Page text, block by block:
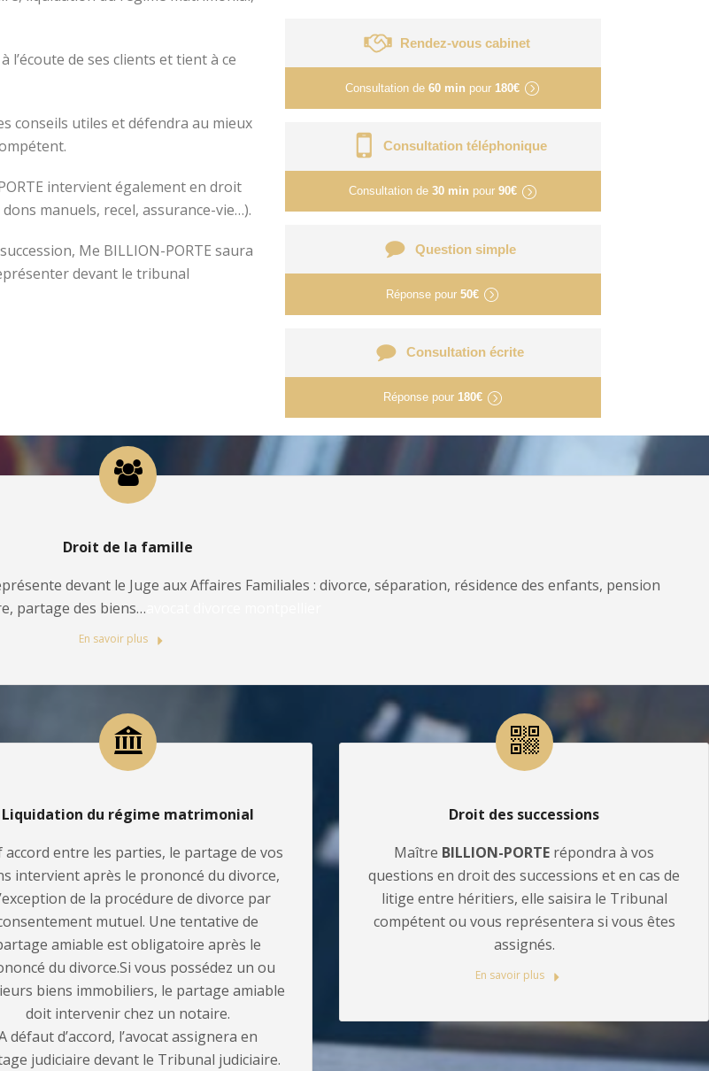
de ses clients et tient à ce
conseils utiles et défendra au mieux
intervient également en droit
manuels, recel, assurance-vie…).
Me BILLION-PORTE saura
devant le tribunal
Rendez-vous cabinet
Consultation de60 min pour 180€
Consultation téléphonique
Consultation de 30 min pour 90€
Question simple
Réponse pour50€
Consultation écrite
Réponse pour 180€
Droit de la famille
devant le Juge aux Affaires Familiales : divorce, séparation, résidence des enfants, pension
partage des biens…
En savoir plus
Liquidation du régime matrimonial
accord entre les parties, le partage de vos
intervient après le prononcé du divorce,
de la procédure de divorce par
mutuel. Une tentative de
amiable est obligatoire après le
du divorce.Si vous possédez un ou
biens immobiliers, le partage amiable
doit intervenir chez un notaire.
défaut d’accord, l’avocat assignera en
judiciaire devant le Tribunal judiciaire.
Droit des successions
Maître BILLION-PORTE répondra à vos
questions en droit des successions et en cas de
litige entre héritiers, elle saisira le Tribunal
compétent ou vous représentera si vous êtes
assignés.
En savoir plus